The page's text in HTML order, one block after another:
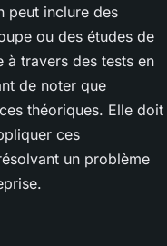
peut inclure des
ou des études de
à travers des tests en
de noter que
théoriques. Elle doit
ces
un problème